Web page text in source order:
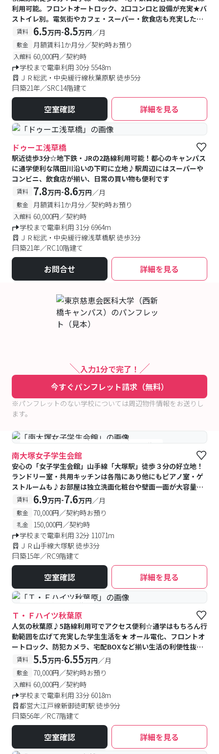
利用可能。フロントオートロック、2口コンロと設備が充実★バ
ストイレ別。電気街やカフェ・スーパー・飲食店も充実した秋
葉原♪
賃料 6.5万円-8.5万円／月
敷金 月額賃料1か月分／契約時お預り
入館料 60,000円／契約時
学校まで電車利用 30分 5548m
ＪＲ総武・中央緩行線秋葉原駅 徒歩5分
築21年／SRC14階建て
空室確認 詳細を見る
ドゥーエ浅草橋
駅近徒歩3分☆地下鉄・JRの2路線利用可能！都心のキャンパス
に通学便利な隅田川沿いの下町に立地♪駅周辺にはスーパーや
コンビニ、飲食店が揃い、日常の買い物も便利です
賃料 7.8万円-8.6万円／月
敷金 月額賃料1か月分／契約時お預り
入館料 60,000円／契約時
学校まで電車利用 31分 6964m
ＪＲ総武・中央緩行線浅草橋駅 徒歩3分
築21年／RC10階建て
お問合せ 詳細を見る
入力1分で完了！
今すぐパンフレット請求（無料）
※パンフレットのない学校については周辺物件情報をお送りし
ます。
#食事付き #女性専用 #予約受付中 #空室待ち
南大塚女子学生会館
安心の「女子学生会館」山手線「大塚駅」徒歩３分の好立地！
ランドリー室・共用キッチンは各階にあり他にもピアノ室・ゲ
ストルームも♪お部屋は独立洗面化粧台や壁面一面が大容量の
収納棚もあり快適
賃料 6.9万円-7.6万円／月
敷金 70,000円／契約時お預り
礼金
150,000円／契約時
学校まで電車利用 32分 11071m
ＪＲ山手線大塚駅 徒歩3分
築15年／RC9階建て
空室確認 詳細を見る
#予約受付中 #空室待ち
Ｔ・Ｆハイツ秋葉原
人気の秋葉原♪5路線利用可でアクセス便利☆通学はもちろん行
動範囲を広げて充実した学生生活を★ オール電化、フロントオ
ートロック、防犯カメラ、宅配BOXなど揃い生活の利便性抜
群！
賃料 5.5万円-6.55万円／月
敷金 70,000円／契約時お預り
入館料 60,000円／契約時
学校まで電車利用 33分 6018m
都営大江戸線新御徒町駅 徒歩9分
築56年／RC7階建て
空室確認 詳細を見る